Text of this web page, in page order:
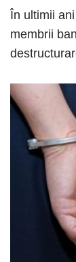
În ultimii
membrii